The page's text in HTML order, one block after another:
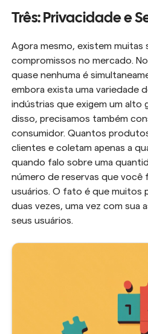
Três: Privacidade e
Agora mesmo, existem
compromissos no mercado.
quase nenhuma é
embora exista uma variedade
indústrias que exigem um alto
disso, precisamos também
consumidor. Quantos
clientes e coletam apenas a
quando falo sobre uma
número de reservas que você
usuários. O fato é que
duas vezes, uma vez com
seus usuários.